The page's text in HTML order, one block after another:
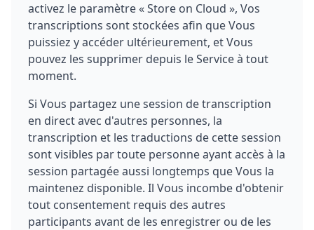
activez le paramètre « Store on Cloud », Vos
transcriptions sont stockées afin que Vous
puissiez y accéder ultérieurement, et Vous
pouvez les supprimer depuis le Service à tout
moment.
Si Vous partagez une session de transcription
en direct avec d'autres personnes, la
transcription et les traductions de cette session
sont visibles par toute personne ayant accès à la
session partagée aussi longtemps que Vous la
maintenez disponible. Il Vous incombe d'obtenir
tout consentement requis des autres
participants avant de les enregistrer ou de les